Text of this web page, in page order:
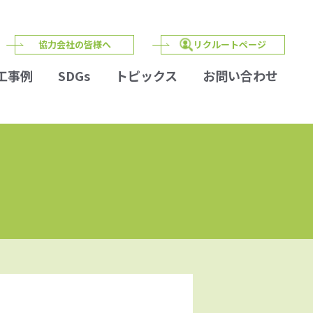
事例 SDGs トピックス お問い合わせ
リクルートページ
協力会社の皆様へ